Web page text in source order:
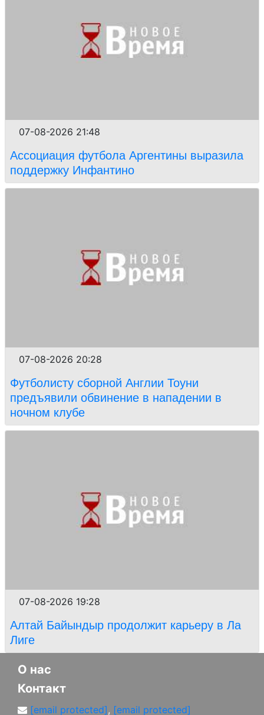
07-08-2026 21:48
Ассоциация футбола Аргентины выразила
поддержку Инфантино
07-08-2026 20:28
Футболисту сборной Англии Тоуни
предъявили обвинение в нападении в
ночном клубе
07-08-2026 19:28
Алтай Байындыр продолжит карьеру в Ла
Лиге
О нас
Контакт
[email protected], [email protected]